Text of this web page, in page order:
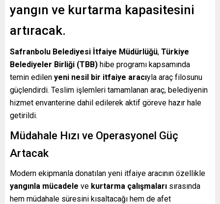
yangın ve kurtarma kapasitesini
artıracak.
Safranbolu Belediyesi İtfaiye Müdürlüğü, Türkiye
Belediyeler Birliği (TBB) hibe programı kapsamında
temin edilen yeni nesil bir itfaiye aracıyla araç filosunu
güçlendirdi. Teslim işlemleri tamamlanan araç, belediyenin
hizmet envanterine dahil edilerek aktif göreve hazır hale
getirildi.
Müdahale Hızı ve Operasyonel Güç
Artacak
Modern ekipmanla donatılan yeni itfaiye aracının özellikle
yangınla mücadele ve kurtarma çalışmaları sırasında
hem müdahale süresini kısaltacağı hem de afet